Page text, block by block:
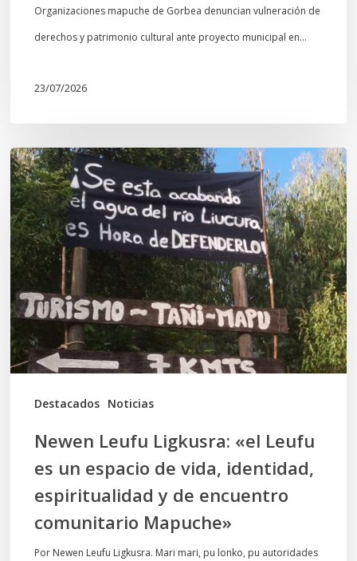
Organizaciones mapuche de Gorbea denuncian vulneración de
derechos y patrimonio cultural ante proyecto municipal en…
23/07/2026
Destacados Noticias
Newen
Leufu
Ligkusra:
«el
Leufu
es
un
espacio
de
vida,
espiritualidad
encuentro
comunitario
Newen Leufu Ligkusra: «el Leufu
es un espacio de vida, identidad,
espiritualidad y de encuentro
comunitario Mapuche»
Por Newen Leufu Ligkusra. Mari mari, pu lonko, pu autoridades